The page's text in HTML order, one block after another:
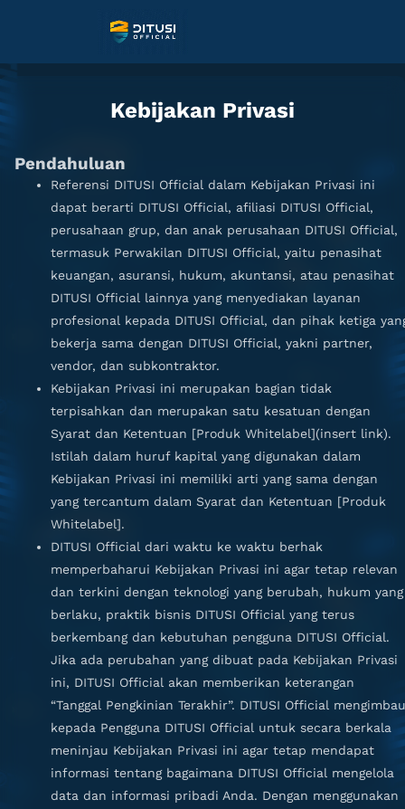
Kebijakan Privasi
Pendahuluan
Referensi DITUSI Official dalam Kebijakan Privasi ini
dapat berarti DITUSI Official, afiliasi DITUSI Official,
perusahaan grup, dan anak perusahaan DITUSI Official,
termasuk Perwakilan DITUSI Official, yaitu penasihat
keuangan, asuransi, hukum, akuntansi, atau penasihat
DITUSI Official lainnya yang menyediakan layanan
profesional kepada DITUSI Official, dan pihak ketiga
bekerja sama dengan DITUSI Official, yakni partner,
vendor, dan subkontraktor.
Kebijakan Privasi ini merupakan bagian tidak
terpisahkan dan merupakan satu kesatuan dengan
Syarat dan Ketentuan [Produk Whitelabel](insert link).
Istilah dalam huruf kapital yang digunakan dalam
Kebijakan Privasi ini memiliki arti yang sama dengan
yang tercantum dalam Syarat dan Ketentuan [Produk
Whitelabel].
DITUSI Official dari waktu ke waktu berhak
memperbaharui Kebijakan Privasi ini agar tetap relevan
dan terkini dengan teknologi yang berubah, hukum yang
berlaku, praktik bisnis DITUSI Official yang terus
berkembang dan kebutuhan pengguna DITUSI Official.
Jika ada perubahan yang dibuat pada Kebijakan Privasi
ini, DITUSI Official akan memberikan keterangan
“Tanggal Pengkinian Terakhir”. DITUSI Official mengimbau
kepada Pengguna DITUSI Official untuk secara berkala
meninjau Kebijakan Privasi ini agar tetap mendapat
informasi tentang bagaimana DITUSI Official mengelola
data dan informasi pribadi Anda. Dengan menggunakan